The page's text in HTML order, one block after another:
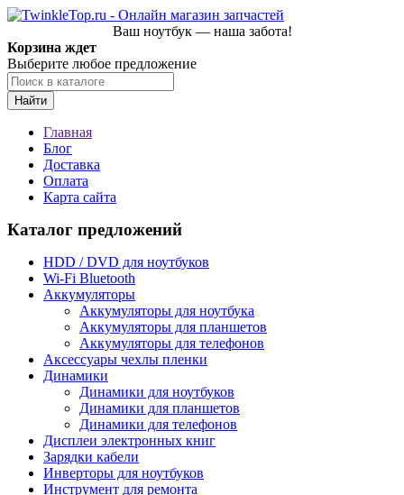
Ваш ноутбук — наша забота!
Корзина ждет
Выберите любое предложение
Найти
Главная
Блог
Доставка
Оплата
Карта сайта
Каталог предложений
HDD / DVD для ноутбуков
Wi-Fi Bluetooth
Аккумуляторы
Аккумуляторы для ноутбука
Аккумуляторы для планшетов
Аккумуляторы для телефонов
Аксессуары чехлы пленки
Динамики
Динамики для ноутбуков
Динамики для планшетов
Динамики для телефонов
Дисплеи электронных книг
Зарядки кабели
Инверторы для ноутбуков
Инструмент для ремонта